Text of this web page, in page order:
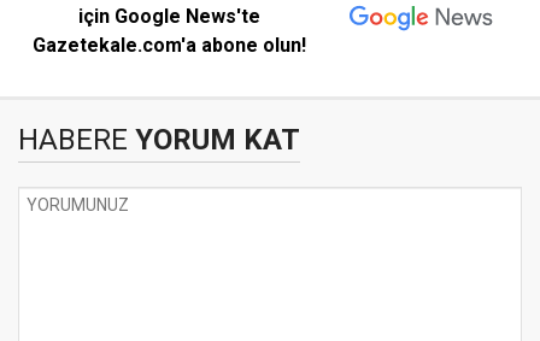
için Google News'te
Gazetekale.com'a abone olun!
HABERE YORUM KAT